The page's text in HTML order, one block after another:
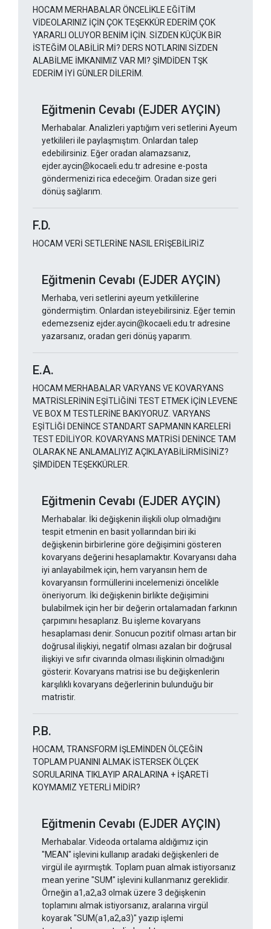
HOCAM MERHABALAR ÖNCELİKLE EĞİTİM
VİDEOLARINIZ İÇİN ÇOK TEŞEKKÜR EDERİM ÇOK
YARARLI OLUYOR BENİM İÇİN. SİZDEN KÜÇÜK BİR
İSTEĞİM OLABİLİR Mİ? DERS NOTLARINI SİZDEN
ALABİLME İMKANIMIZ VAR MI? ŞİMDİDEN TŞK
EDERİM İYİ GÜNLER DİLERİM.
Eğitmenin Cevabı (EJDER AYÇIN)
Merhabalar. Analizleri yaptığım veri setlerini Ayeum
yetkilileri ile paylaşmıştım. Onlardan talep
edebilirsiniz. Eğer oradan alamazsanız,
ejder.aycin@kocaeli.edu.tr adresine e-posta
göndermenizi rica edeceğim. Oradan size geri
dönüş sağlarım.
F.D.
HOCAM VERİ SETLERİNE NASIL ERİŞEBİLİRİZ
Eğitmenin Cevabı (EJDER AYÇIN)
Merhaba, veri setlerini ayeum yetkililerine
göndermiştim. Onlardan isteyebilirsiniz. Eğer temin
edemezseniz ejder.aycin@kocaeli.edu.tr adresine
yazarsanız, oradan geri dönüş yaparım.
E.A.
HOCAM MERHABALAR VARYANS VE KOVARYANS
MATRİSLERİNİN EŞİTLİĞİNİ TEST ETMEK İÇİN LEVENE
VE BOX M TESTLERİNE BAKIYORUZ. VARYANS
EŞİTLİĞİ DENİNCE STANDART SAPMANIN KARELERİ
TEST EDİLİYOR. KOVARYANS MATRİSİ DENİNCE TAM
OLARAK NE ANLAMALIYIZ AÇIKLAYABİLİRMİSİNİZ?
ŞİMDİDEN TEŞEKKÜRLER.
Eğitmenin Cevabı (EJDER AYÇIN)
Merhabalar. İki değişkenin ilişkili olup olmadığını
tespit etmenin en basit yollarından biri iki
değişkenin birbirlerine göre değişimini gösteren
kovaryans değerini hesaplamaktır. Kovaryansı daha
iyi anlayabilmek için, hem varyansın hem de
kovaryansın formüllerini incelemenizi öncelikle
öneriyorum. İki değişkenin birlikte değişimini
bulabilmek için her bir değerin ortalamadan farkının
çarpımını hesaplarız. Bu işleme kovaryans
hesaplaması denir. Sonucun pozitif olması artan bir
doğrusal ilişkiyi, negatif olması azalan bir doğrusal
ilişkiyi ve sıfır civarında olması ilişkinin olmadığını
gösterir. Kovaryans matrisi ise bu değişkenlerin
karşılıklı kovaryans değerlerinin bulunduğu bir
matristir.
P.B.
HOCAM, TRANSFORM İŞLEMİNDEN ÖLÇEĞİN
TOPLAM PUANINI ALMAK İSTERSEK ÖLÇEK
SORULARINA TIKLAYIP ARALARINA + İŞARETİ
KOYMAMIZ YETERLİ MİDİR?
Eğitmenin Cevabı (EJDER AYÇIN)
Merhabalar. Videoda ortalama aldığımız için
"MEAN" işlevini kullanıp aradaki değişkenleri de
virgül ile ayırmıştık. Toplam puan almak istiyorsanız
mean yerine "SUM" işlevini kullanmanız gereklidir.
Örneğin a1,a2,a3 olmak üzere 3 değişkenin
toplamını almak istiyorsanız, aralarına virgül
koyarak "SUM(a1,a2,a3)" yazıp işlemi